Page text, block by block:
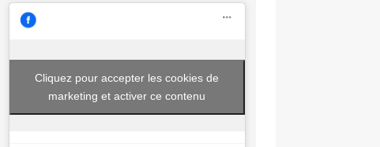
Cliquez pour accepter les cookies de
marketing et activer ce contenu